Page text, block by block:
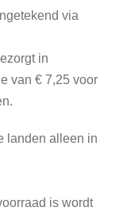
via
in
van € 7,25 voor
landen alleen in
is wordt